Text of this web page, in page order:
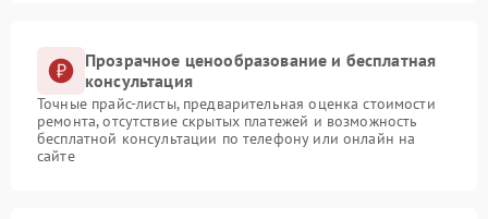
Прозрачное ценообразование и бесплатная
консультация
Точные прайс-листы, предварительная оценка стоимости
ремонта, отсутствие скрытых платежей и возможность
бесплатной консультации по телефону или онлайн на
сайте